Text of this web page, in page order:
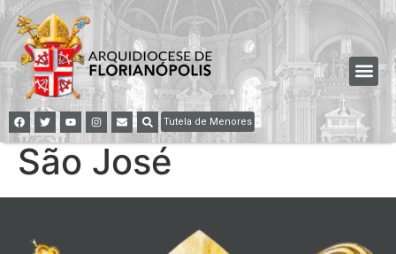
Tutela de Menores
São José